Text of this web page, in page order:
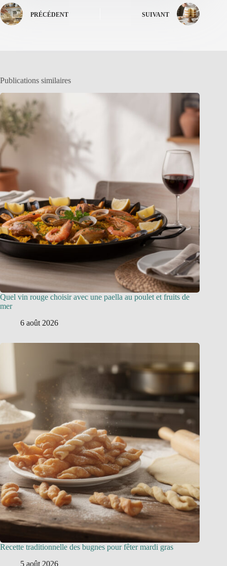
PRÉCÉDENT SUIVANT
Publications similaires
Quel vin rouge choisir avec une paella au poulet et fruits de
mer
6 août 2026
Recette traditionnelle des bugnes pour fêter mardi gras
5 août 2026